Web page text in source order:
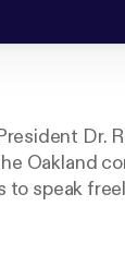
Dr.
Oakland
to speak